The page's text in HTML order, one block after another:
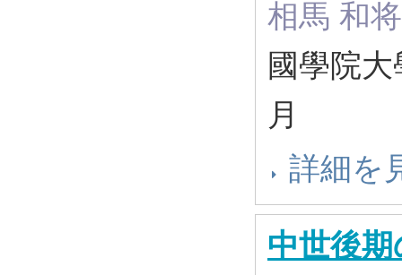
相馬 和将
國學院
月
詳細を
中世後